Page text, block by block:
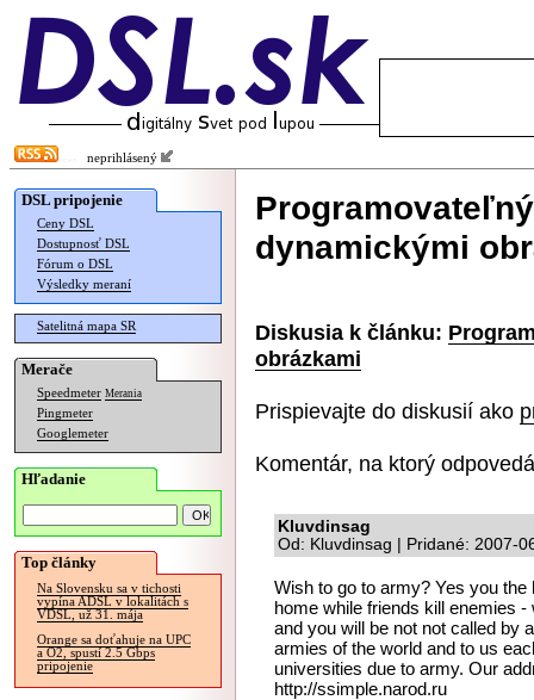
neprihlásený
DSL pripojenie
Ceny DSL
Dostupnosť DSL
Fórum o DSL
Výsledky meraní
Satelitná mapa SR
Merače
Speedmeter Merania
Pingmeter
Googlemeter
Hľadanie
Top články
Na Slovensku sa v tichosti
vypína ADSL v lokalitách s
VDSL, už 31. mája
Orange sa doťahuje na UPC
a O2, spustí 2.5 Gbps
pripojenie
dynamickými
Diskusia k článku:
obrázkami
Prispievajte do diskusií ako
Komentár, na ktorý
Kluvdinsag
Od: Kluvdinsag | Pridané: 2007-
Wish to go to army? Yes you
home while friends kill enemies
and you will be not not called by
armies of the world and to us
universities due to army. Our
http://ssimple.narod.ru